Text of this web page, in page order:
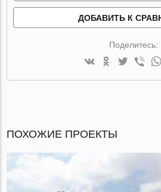
ДОБАВИТЬ К
Поделитесь:
ПОХОЖИЕ ПРОЕКТЫ